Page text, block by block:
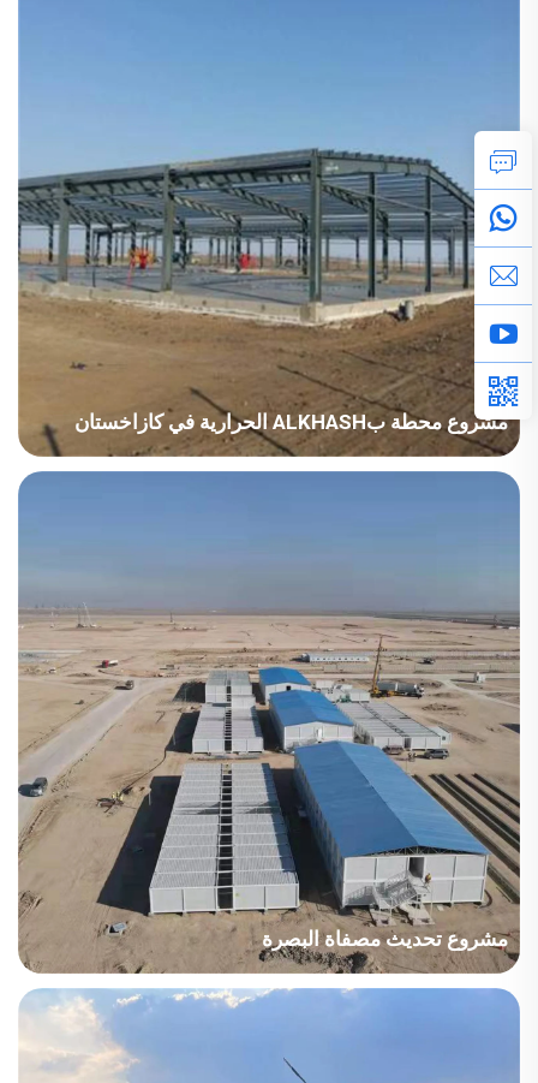
مشروع محطة بALKHASH الحرارية في كازاخستان
البلد: كازاخستان قطاع المشروع: الطاقة مساحة البناء: 15,170 متر مربع
مشروع تحديث مصفاة البصرة
البلد: العراق قطاع المشروع: الطاقة مساحة البناء: 63,567 متر مربع
فترة البناء: 2021~2022 النقاط الرئيسية في الاعتبار: سعة إنتاج كبيرة
للوحدات السكنية القابلة للفصل والتجميع. تكاليف الشحن متقلبة بشكل